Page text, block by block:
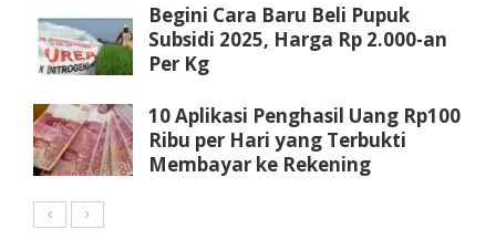
Begini Cara Baru Beli Pupuk
Subsidi 2025, Harga Rp 2.000-an
Per Kg
10 Aplikasi Penghasil Uang Rp100
Ribu per Hari yang Terbukti
Membayar ke Rekening